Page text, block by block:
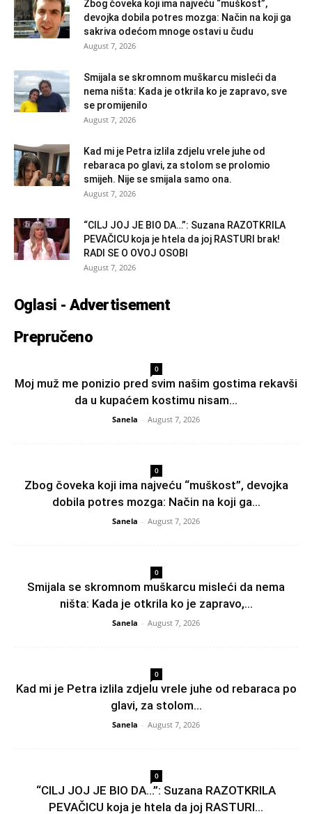
Zbog čoveka koji ima najveću “muškost”,
devojka dobila potres mozga: Način na koji ga
sakriva odećom mnoge ostavi u čudu
August 7, 2026
Smijala se skromnom muškarcu misleći da
nema ništa: Kada je otkrila ko je zapravo, sve
se promijenilo
August 7, 2026
Kad mi je Petra izlila zdjelu vrele juhe od
rebaraca po glavi, za stolom se prolomio
smijeh. Nije se smijala samo ona.
August 7, 2026
“CILJ JOJ JE BIO DA…”: Suzana RAZOTKRILA
PEVAČICU koja je htela da joj RASTURI brak!
RADI SE O OVOJ OSOBI
August 7, 2026
Oglasi - Advertisement
Prepručeno
0
Moj muž me ponizio pred svim našim gostima rekavši
da u kupaćem kostimu nisam...
Sanela - August 7, 2026
0
Zbog čoveka koji ima najveću “muškost”, devojka
dobila potres mozga: Način na koji ga...
Sanela - August 7, 2026
0
Smijala se skromnom muškarcu misleći da nema
ništa: Kada je otkrila ko je zapravo,...
Sanela - August 7, 2026
0
Kad mi je Petra izlila zdjelu vrele juhe od rebaraca po
glavi, za stolom...
Sanela - August 7, 2026
0
“CILJ JOJ JE BIO DA…”: Suzana RAZOTKRILA
PEVAČICU koja je htela da joj RASTURI...